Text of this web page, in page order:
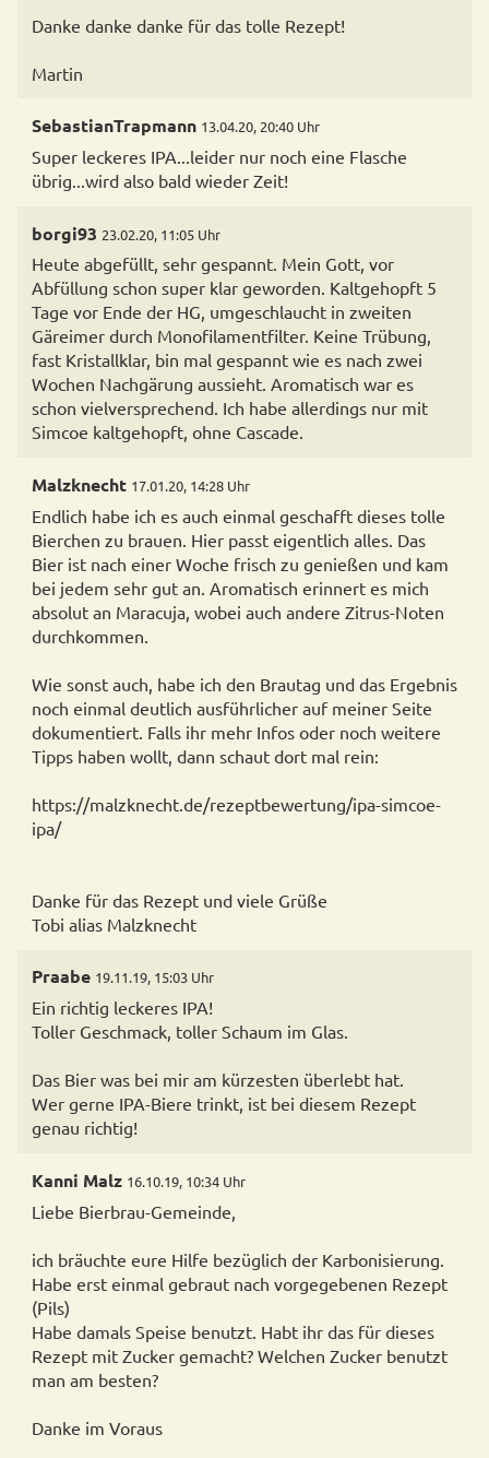
Danke danke danke für das tolle Rezept!
Martin
SebastianTrapmann 13.04.20, 20:40 Uhr
Super leckeres IPA...leider nur noch eine Flasche
übrig...wird also bald wieder Zeit!
borgi93 23.02.20, 11:05 Uhr
Heute abgefüllt, sehr gespannt. Mein Gott, vor
Abfüllung schon super klar geworden. Kaltgehopft 5
Tage vor Ende der HG, umgeschlaucht in zweiten
Gäreimer durch Monofilamentfilter. Keine Trübung,
fast Kristallklar, bin mal gespannt wie es nach zwei
Wochen Nachgärung aussieht. Aromatisch war es
schon vielversprechend. Ich habe allerdings nur mit
Simcoe kaltgehopft, ohne Cascade.
Malzknecht 17.01.20, 14:28 Uhr
Endlich habe ich es auch einmal geschafft dieses tolle
Bierchen zu brauen. Hier passt eigentlich alles. Das
Bier ist nach einer Woche frisch zu genießen und kam
bei jedem sehr gut an. Aromatisch erinnert es mich
absolut an Maracuja, wobei auch andere Zitrus-Noten
durchkommen.
Wie sonst auch, habe ich den Brautag und das Ergebnis
noch einmal deutlich ausführlicher auf meiner Seite
dokumentiert. Falls ihr mehr Infos oder noch weitere
Tipps haben wollt, dann schaut dort mal rein:
https://malzknecht.de/rezeptbewertung/ipa-simcoe-
ipa/
Danke für das Rezept und viele Grüße
Tobi alias Malzknecht
Praabe 19.11.19, 15:03 Uhr
Ein richtig leckeres IPA!
Toller Geschmack, toller Schaum im Glas.
Das Bier was bei mir am kürzesten überlebt hat.
Wer gerne IPA-Biere trinkt, ist bei diesem Rezept
genau richtig!
Kanni Malz 16.10.19, 10:34 Uhr
Liebe Bierbrau-Gemeinde,
ich bräuchte eure Hilfe bezüglich der Karbonisierung.
Habe erst einmal gebraut nach vorgegebenen Rezept
(Pils)
Habe damals Speise benutzt. Habt ihr das für dieses
Rezept mit Zucker gemacht? Welchen Zucker benutzt
man am besten?
Danke im Voraus